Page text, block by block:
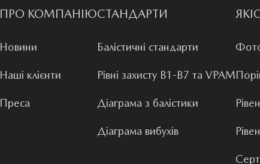
ПРО КОМПАНІЮ
Новини
Наші клієнти
Преса
СТАНДАРТИ
Балістичні стандарти
Рівні захисту B1-B7 та VPAM
Діаграма з балістики
Діаграма вибухів